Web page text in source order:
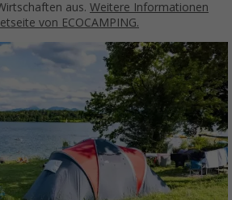
aus. Weitere Informationen
von ECOCAMPING.